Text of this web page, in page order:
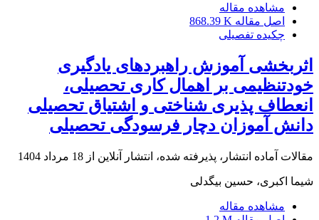
مشاهده مقاله
اصل مقاله 868.39 K
چکیده تفصیلی
اثربخشی آموزش راهبردهای یادگیری
خودتنظیمی بر اهمال کاری تحصیلی،
انعطاف پذیری شناختی و اشتیاق تحصیلی
دانش آموزان دچار فرسودگی تحصیلی
مقالات آماده انتشار، پذیرفته شده، انتشار آنلاین از 18 مرداد 1404
شیما اکبری، حسین بیگدلی
مشاهده مقاله